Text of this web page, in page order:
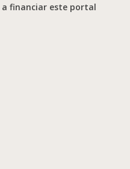
financiar este portal